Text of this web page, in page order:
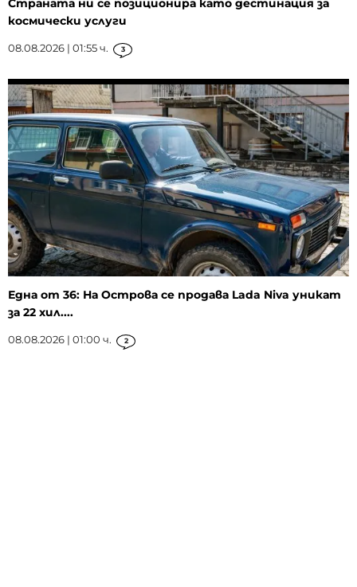
Страната ни се позиционира като дестинация за
космически услуги
08.08.2026 | 01:55 ч. 3
Една от 36: На Острова се продава Lada Niva уникат
за 22 хил....
08.08.2026 | 01:00 ч. 2